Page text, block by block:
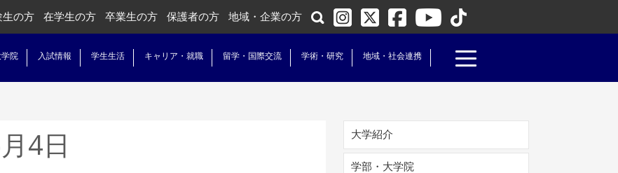
生の方 在学生の方 卒業生の方 保護者の方 地域・企業の方
院 入試情報 学生生活 キャリア・就職 留学・国際交流 学術・研究 地域・社会連携
4日 大学紹介
学部・大学院